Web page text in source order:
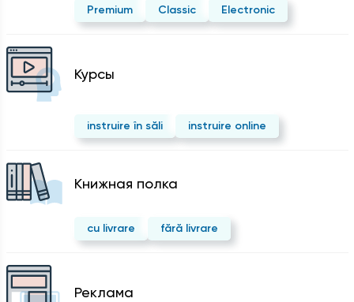
Premium Classic Electronic
Курсы
instruire în săli instruire online
Kнижная полка
cu livrare fără livrare
Реклама